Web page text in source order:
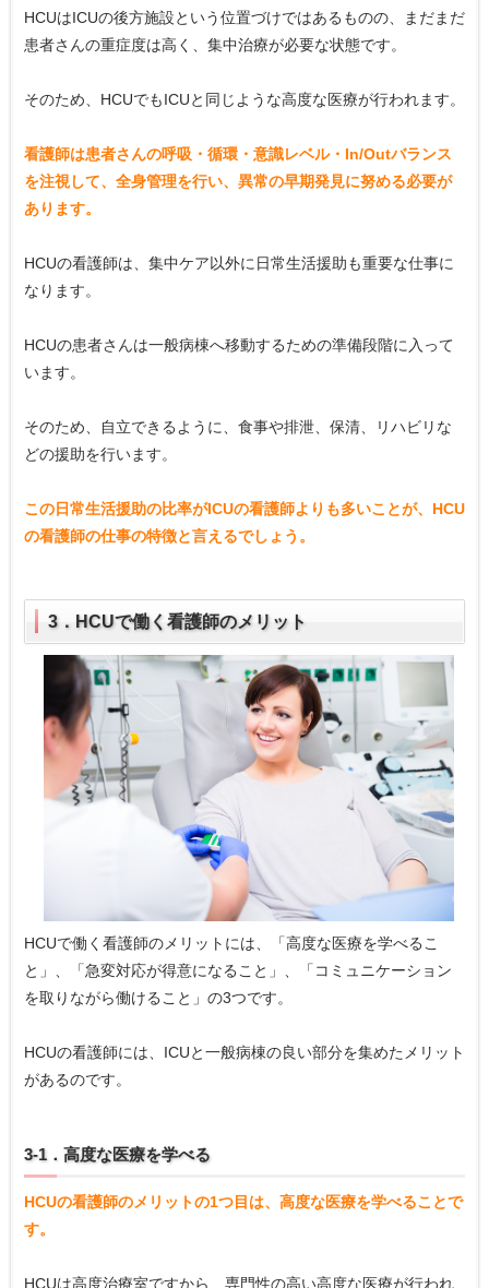
HCUはICUの後方施設という位置づけではあるものの、まだまだ
患者さんの重症度は高く、集中治療が必要な状態です。
そのため、HCUでもICUと同じような高度な医療が行われます。
看護師は患者さんの呼吸・循環・意識レベル・In/Outバランス
を注視して、全身管理を行い、異常の早期発見に努める必要が
あります。
HCUの看護師は、集中ケア以外に日常生活援助も重要な仕事に
なります。
HCUの患者さんは一般病棟へ移動するための準備段階に入って
います。
そのため、自立できるように、食事や排泄、保清、リハビリな
どの援助を行います。
この日常生活援助の比率がICUの看護師よりも多いことが、HCU
の看護師の仕事の特徴と言えるでしょう。
3．HCUで働く看護師のメリット
HCUで働く看護師のメリットには、「高度な医療を学べるこ
と」、「急変対応が得意になること」、「コミュニケーション
を取りながら働けること」の3つです。
HCUの看護師には、ICUと一般病棟の良い部分を集めたメリット
があるのです。
3-1．高度な医療を学べる
HCUの看護師のメリットの1つ目は、高度な医療を学べることで
す。
HCUは高度治療室ですから、専門性の高い高度な医療が行われ